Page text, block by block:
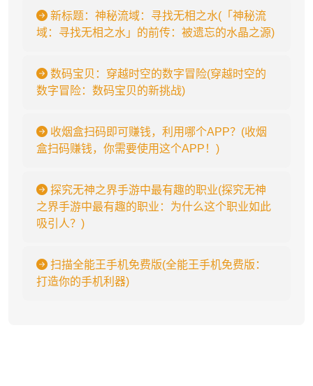
新标题：神秘流域：寻找无相之水(「神秘流
域：寻找无相之水」的前传：被遗忘的水晶之源)
数码宝贝：穿越时空的数字冒险(穿越时空的
数字冒险：数码宝贝的新挑战)
收烟盒扫码即可赚钱，利用哪个APP？(收烟
盒扫码赚钱，你需要使用这个APP！)
探究无神之界手游中最有趣的职业(探究无神
之界手游中最有趣的职业：为什么这个职业如此
吸引人？)
扫描全能王手机免费版(全能王手机免费版：
打造你的手机利器)